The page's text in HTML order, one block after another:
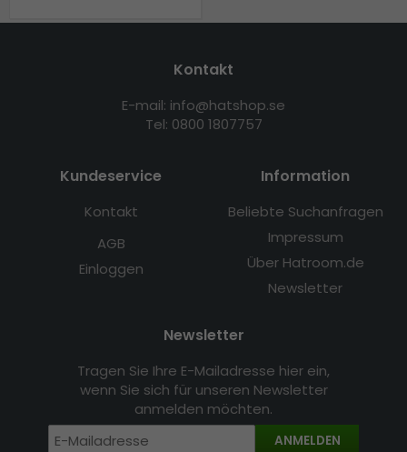
Kontakt
E-mail: info@hatshop.se
Tel: 0800 1807757
Kundeservice
Kontakt
AGB
Einloggen
Information
Beliebte Suchanfragen
Impressum
Über Hatroom.de
Newsletter
Newsletter
Tragen Sie Ihre E-Mailadresse hier ein,
wenn Sie sich für unseren Newsletter
anmelden möchten.
ANMELDEN